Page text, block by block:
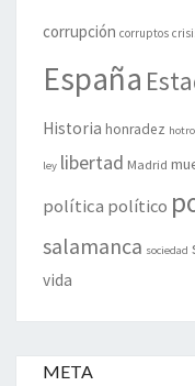
corrupción corruptos
España
Historia honradez
ley libertad Madrid
política político
salamanca sociedad
vida
META